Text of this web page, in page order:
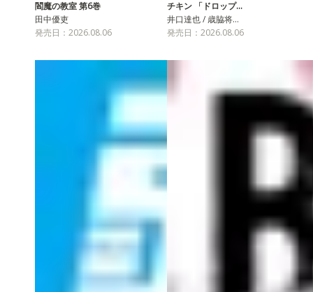
閻魔の教室 第6巻
田中優吏
発売日：2026.08.06
チキン 「ドロップ…
井口達也 / 歳脇将…
発売日：2026.08.06